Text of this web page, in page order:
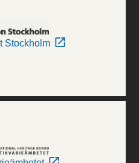
Stockholm